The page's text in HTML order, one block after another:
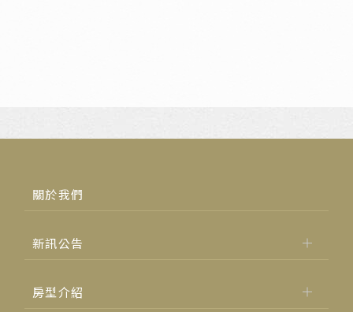
關於我們
新訊公告
房型介紹